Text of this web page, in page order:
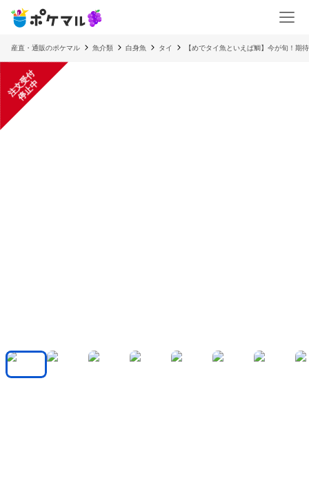
産直・通販のポケマル 魚介類 白身魚 タイ 【めでタイ魚といえば鯛】今が旬！期
注
文
受
付
停
止
中